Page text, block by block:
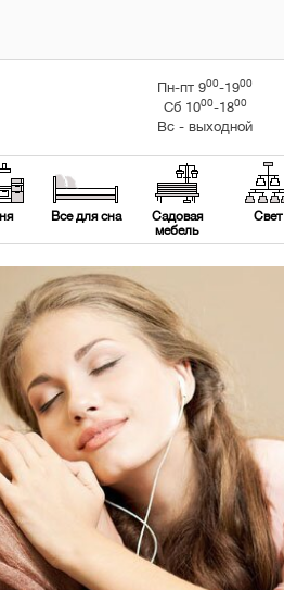
Пн-пт 900-1900
Cб 1000-1800
Вс - выходной
Все для сна
Садовая
мебель
Свет